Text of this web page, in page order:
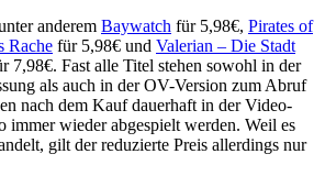
anderem Baywatch für 5,98€, Pirates of
Rache für 5,98€ und Valerian – Die Stadt
7,98€. Fast alle Titel stehen sowohl in der
als auch in der OV-Version zum Abruf
nach dem Kauf dauerhaft in der Video-
immer wieder abgespielt werden. Weil es
gilt der reduzierte Preis allerdings nur